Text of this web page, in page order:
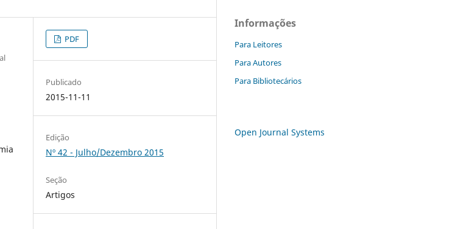
PDF
Publicado
2015-11-11
Edição
Nº 42 - Julho/Dezembro 2015
Seção
Artigos
Informações
Para Leitores
Para Autores
Para Bibliotecários
Open Journal Systems